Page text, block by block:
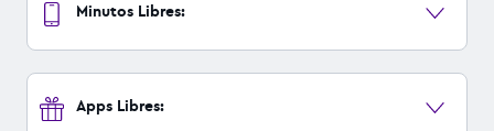
Minutos Libres:
Apps Libres: